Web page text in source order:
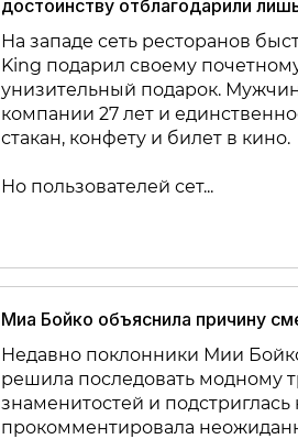
достоинству отблагодарили
На западе сеть ресторанов
King подарил своему
унизительный подарок.
компании 27 лет и
стакан, конфету и билет в кино.
Но пользователей сет...
Миа Бойко объяснила причину
Недавно поклонники Мии
решила последовать модному
знаменитостей и
прокомментировала